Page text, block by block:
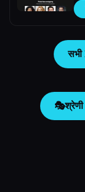
सभी
🎭